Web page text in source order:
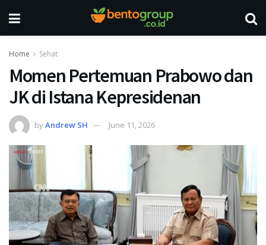
Home Sehat
Momen Pertemuan Prabowo dan
JK di Istana Kepresidenan
byAndrew SH June 11, 2026